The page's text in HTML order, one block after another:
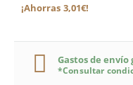
¡Ahorras 3,01€!
Gastos de
*Consultar